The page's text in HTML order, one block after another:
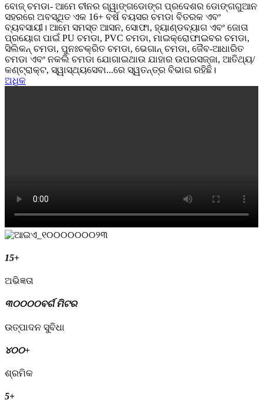
ବୋଜ୍ ଚମଡା- ଆମେ ଚୀନର ଗ୍ୱାଙ୍ଗଡୋଙ୍ଗ ପ୍ରଦେଶର ଡୋଙ୍ଗଗୁଆନ
ସହରରେ ଅବସ୍ଥିତ ଏକ 16+ ବର୍ଷ ବୟସର ଚମଡା ବିତରକ ଏବଂ
ବ୍ୟବସାୟୀ। ଆମେ ସମସ୍ତ ଆସନ, ସୋଫା, ହ୍ୟାଣ୍ଡବ୍ୟାଗ ଏବଂ ଜୋତା
ପ୍ରୟୋଗ ପାଇଁ PU ଚମଡା, PVC ଚମଡା, ମାଇକ୍ରୋଫାଇବର ଚମଡା,
ସିଲିକନ୍ ଚମଡା, ପୁନଃଚକ୍ରିତ ଚମଡା, ଭେଗାନ୍ ଚମଡା, ଜୈବ-ଆଧାରିତ
ଚମଡା ଏବଂ ନକଲି ଚମଡା ଯୋଗାଇଥାଉ ଯାହାର ଉପରସଜ୍ଜା, ଆତିଥ୍ୟ/
କଣ୍ଟ୍ରାକ୍ଟ, ସ୍ୱାସ୍ଥ୍ୟସେବା...ରେ ସ୍ୱତନ୍ତ୍ର ବିଭାଗ ରହିଛି।
ଅଧିକ
15+
ଅଭିଜ୍ଞତା
୩୦୦୦୦ବର୍ଗ ମିଟର
ଉତ୍ପାଦନ ସୁବିଧା
୪୦୦+
ଶ୍ରମିକ
5+